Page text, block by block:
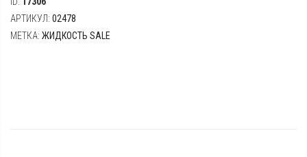
АРТИКУЛ: 02478
МЕТКА: ЖИДКОСТЬ SALE